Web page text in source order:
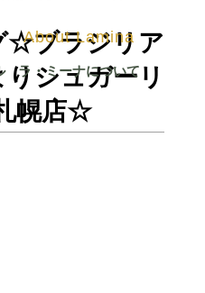
About Lamina
ラ・ミーナについて
☆ブラジリア
シュガーリ
幌店☆